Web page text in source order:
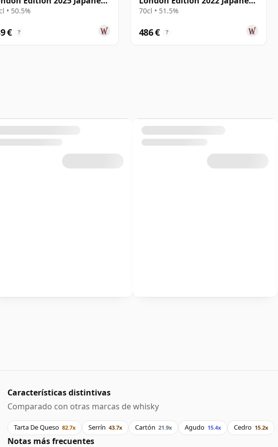
• 50.5%
€ ?
Singl
70cl • 51.5%
486 € ?
Características distintivas
Comparado con otras marcas de whisky
Tarta De Queso 82.7x Serrín 43.7x Cartón 21.9x Agudo 15.4x Cedro 15.2x
Notas más frecuentes